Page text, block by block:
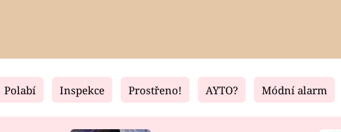
Fresh Living
Polabí Inspekce Prostřeno! AYTO? Módní alarm